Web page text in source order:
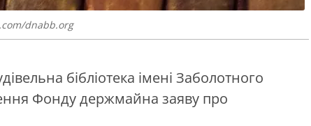
dnabb.org
бібліотека імені Заболотного
Фонду держмайна заяву про